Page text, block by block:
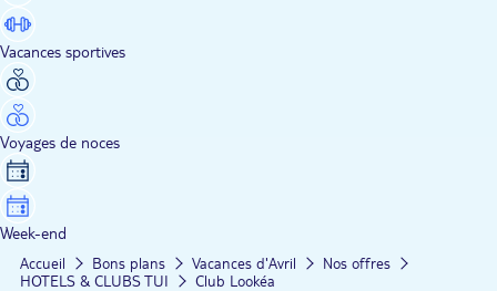
Vacances sportives
Voyages de noces
Week-end
Accueil Bons plans Vacances d'Avril
Nos offres
HOTELS & CLUBS TUI
Club Lookéa